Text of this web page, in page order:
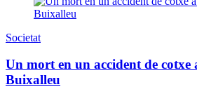
Societat
Un mort en un accident de cotxe
Buixalleu